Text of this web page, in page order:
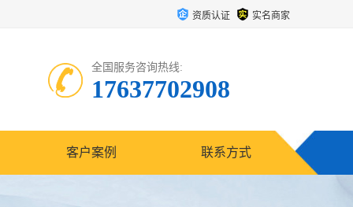
资质认证 实名商家
全国服务咨询热线:
17637702908
客户案例 联系方式